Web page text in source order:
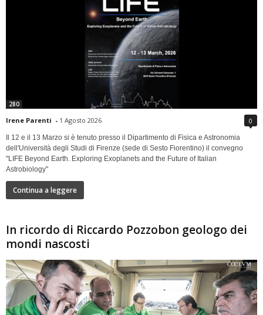
280
Irene Parenti - 1 Agosto 2026 0
Il 12 e il 13 Marzo si è tenuto presso il Dipartimento di Fisica e Astronomia
dell'Università degli Studi di Firenze (sede di Sesto Fiorentino) il convegno
"LIFE Beyond Earth. Exploring Exoplanets and the Future of Italian
Astrobiology"
Continua a leggere
In ricordo di Riccardo Pozzobon geologo dei
mondi nascosti